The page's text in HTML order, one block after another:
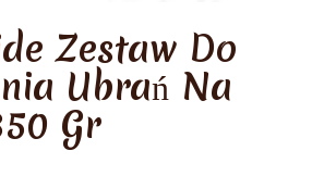
Zestaw Do
Ubrań Na
Gr